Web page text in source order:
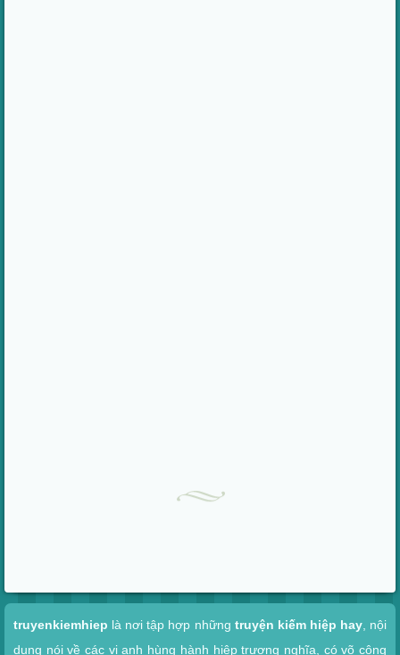
truyenkiemhiep là nơi tập hợp những truyện kiếm hiệp hay, nội
dung nói về các vị anh hùng hành hiệp trượng nghĩa, có võ công